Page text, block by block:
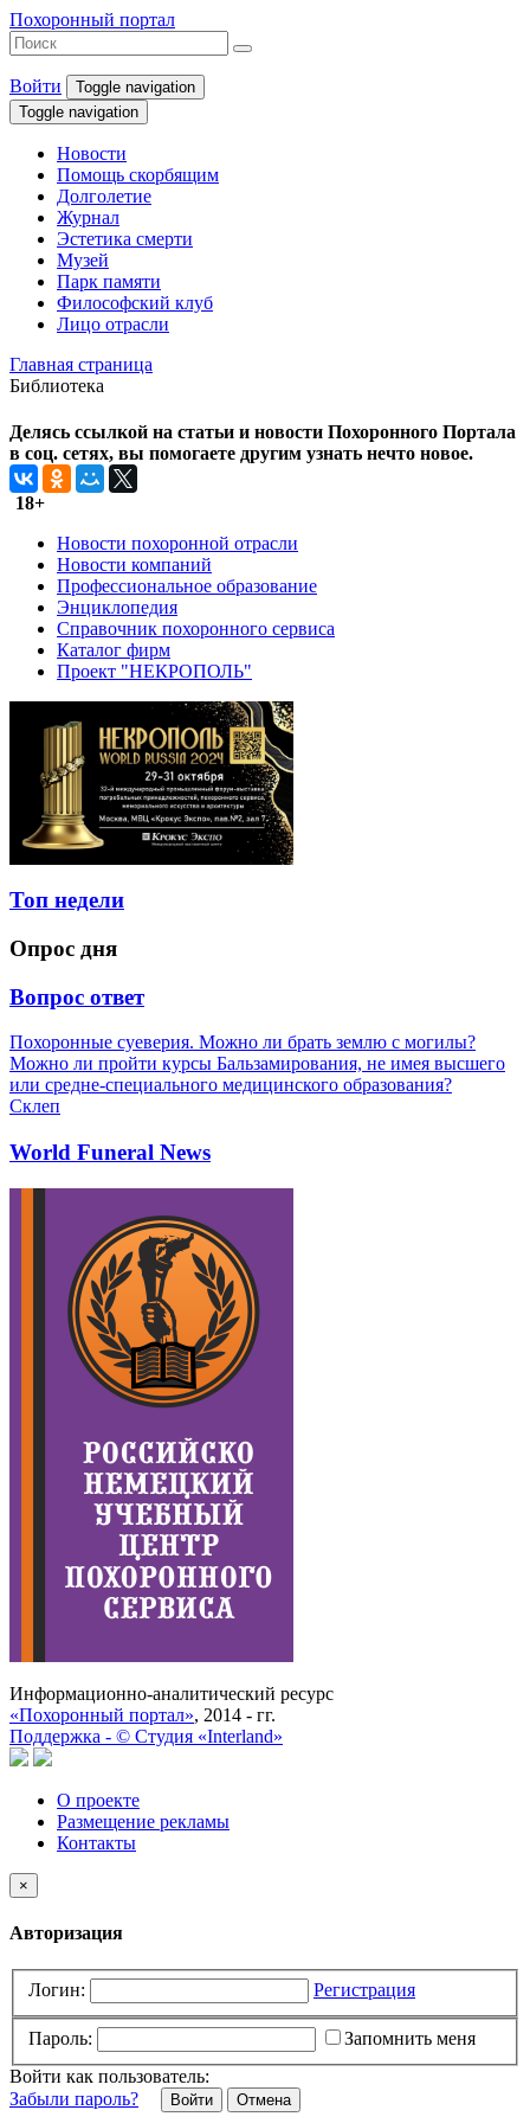
Похоронный портал
Войти
Toggle navigation
Toggle navigation
Новости
Помощь скорбящим
Долголетие
Журнал
Эстетика смерти
Музей
Парк памяти
Философский клуб
Лицо отрасли
Главная страница
Библиотека
Делясь ссылкой на статьи и новости Похоронного Портала
в соц. сетях, вы помогаете другим узнать нечто новое.
18+
Новости похоронной отрасли
Новости компаний
Профессиональное образование
Энциклопедия
Справочник похоронного сервиса
Каталог фирм
Проект "НЕКРОПОЛЬ"
Топ недели
Опрос дня
Вопрос ответ
Похоронные суеверия. Можно ли брать землю с могилы?
Можно ли пройти курсы Бальзамирования, не имея высшего
или средне-специального медицинского образования?
Склеп
World Funeral News
Информационно-аналитический ресурс
«Похоронный портал», 2014 - гг.
Поддержка - © Cтудия «Interland»
О проекте
Размещение рекламы
Контакты
×
Авторизация
Логин: Регистрация
Пароль:
Запомнить меня
Войти как пользователь:
Забыли пароль?
Отмена